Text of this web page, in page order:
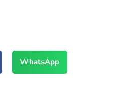
WhatsApp